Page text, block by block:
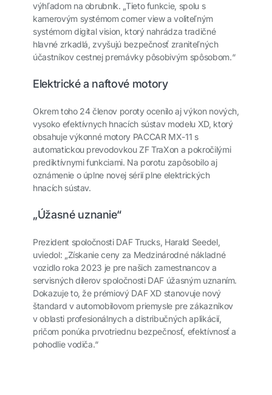
výhľadom na obrubník. „Tieto funkcie, spolu s
kamerovým systémom corner view a voliteľným
systémom digital vision, ktorý nahrádza tradičné
hlavné zrkadlá, zvyšujú bezpečnosť zraniteľných
účastníkov cestnej premávky pôsobivým spôsobom.“
Elektrické a naftové motory
Okrem toho 24 členov poroty ocenilo aj výkon nových,
vysoko efektívnych hnacích sústav modelu XD, ktorý
obsahuje výkonné motory PACCAR MX-11 s
automatickou prevodovkou ZF TraXon a pokročilými
prediktívnymi funkciami. Na porotu zapôsobilo aj
oznámenie o úplne novej sérií plne elektrických
hnacích sústav.
„Úžasné uznanie“
Prezident spoločnosti DAF Trucks, Harald Seedel,
uviedol: „Získanie ceny za Medzinárodné nákladné
vozidlo roka 2023 je pre našich zamestnancov a
servisných dílerov spoločnosti DAF úžasným uznaním.
Dokazuje to, že prémiový DAF XD stanovuje nový
štandard v automobilovom priemysle pre zákazníkov
v oblasti profesionálnych a distribučných aplikácií,
pričom ponúka prvotriednu bezpečnosť, efektívnosť a
pohodlie vodiča.“